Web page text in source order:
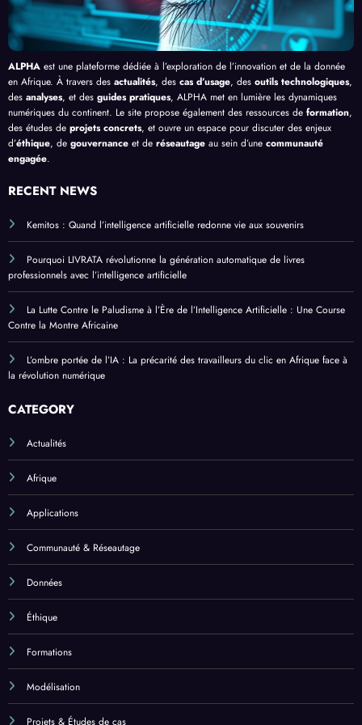
ures
en
Afriq
ue
ALPHA est une plateforme dédiée à l’exploration de l’innovation et de la donnée
en Afrique. À travers des actualités, des cas d’usage, des outils technologiques,
des analyses, et des guides pratiques, ALPHA met en lumière les dynamiques
numériques du continent. Le site propose également des ressources de formation,
des études de projets concrets, et ouvre un espace pour discuter des enjeux
d’éthique, de gouvernance et de réseautage au sein d’une communauté
engagée.
RECENT NEWS
Kemitos : Quand l’intelligence artificielle redonne vie aux souvenirs
Pourquoi LIVRATA révolutionne la génération automatique de livres
professionnels avec l’intelligence artificielle
La Lutte Contre le Paludisme à l’Ère de l’Intelligence Artificielle : Une Course
Contre la Montre Africaine
L’ombre portée de l’IA : La précarité des travailleurs du clic en Afrique face à
la révolution numérique
CATEGORY
Actualités
Afrique
Applications
Communauté & Réseautage
Données
Éthique
Formations
Modélisation
Projets & Études de cas